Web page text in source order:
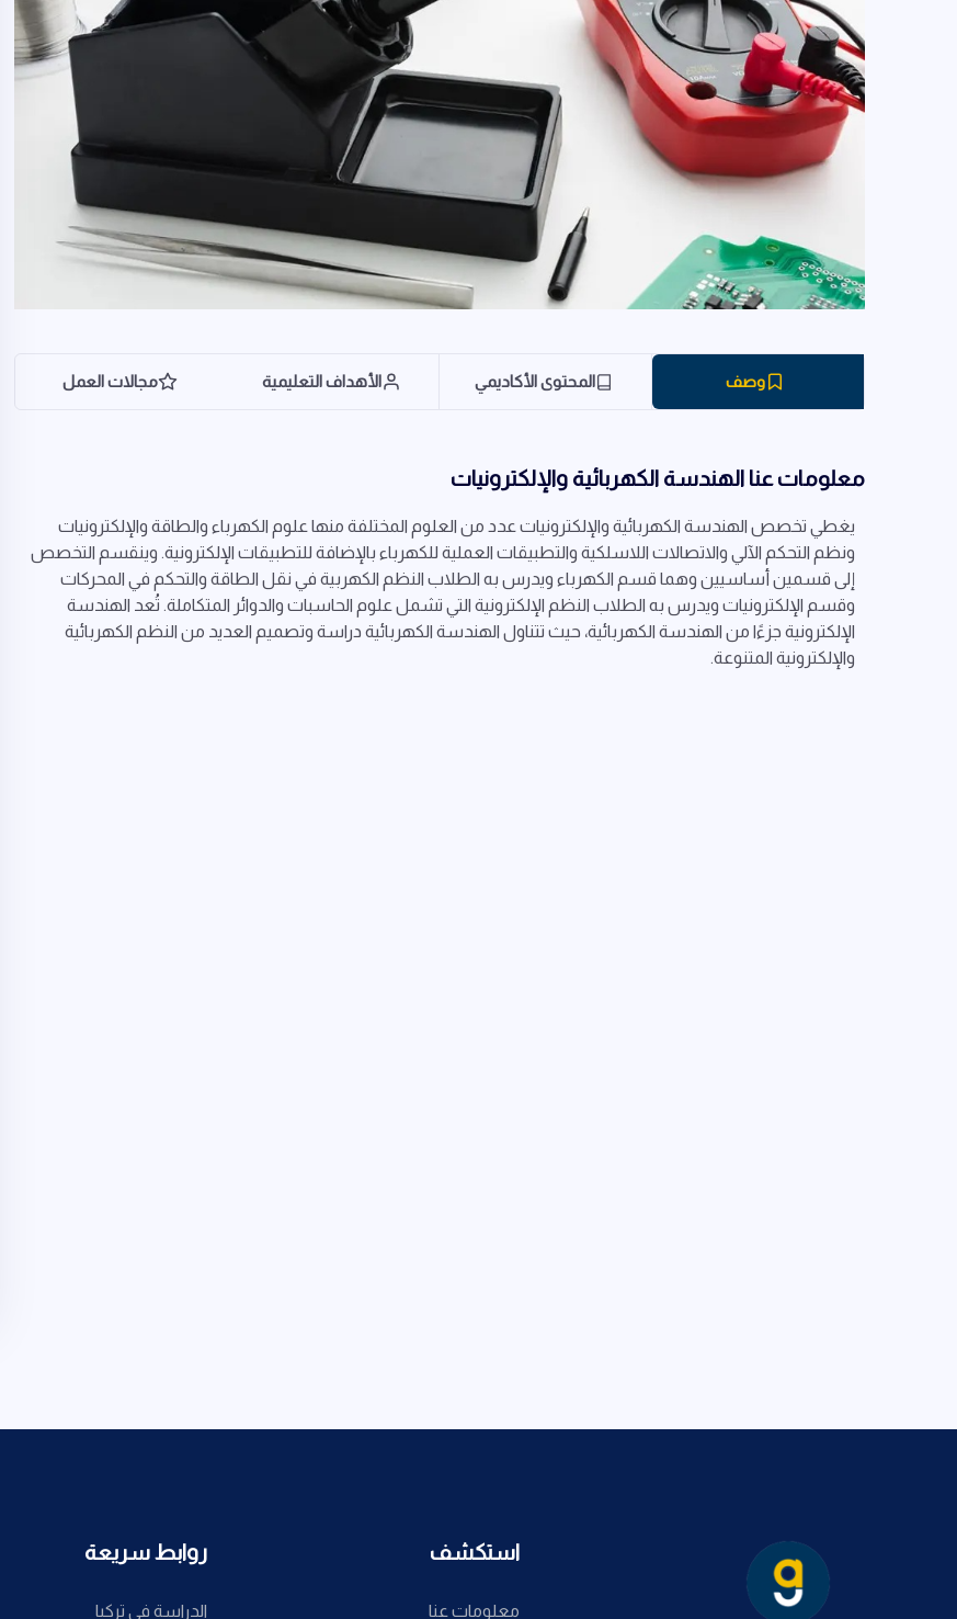
وصف المحتوى الأكاديمي الأهداف التعليمية مجالات العمل
معلومات عنا الهندسة الكهربائية والإلكترونيات
يغطي تخصص الهندسة الكهربائية والإلكترونيات عدد من العلوم المختلفة منها علوم الكهرباء والطاقة والإلكترونيات
ونظم التحكم الآلي والاتصالات اللاسلكية والتطبيقات العملية للكهرباء بالإضافة للتطبيقات الإلكترونية. وينقسم التخصص
إلى قسمين أساسيين وهما قسم الكهرباء ويدرس به الطلاب النظم الكهربية في نقل الطاقة والتحكم في المحركات
وقسم الإلكترونيات ويدرس به الطلاب النظم الإلكترونية التي تشمل علوم الحاسبات والدوائر المتكاملة. تُعد الهندسة
الإلكترونية جزءًا من الهندسة الكهربائية، حيث تتناول الهندسة الكهربائية دراسة وتصميم العديد من النظم الكهربائية
والإلكترونية المتنوعة.
استكشف
معلومات عنا
روابط سريعة
الدراسة في تركيا